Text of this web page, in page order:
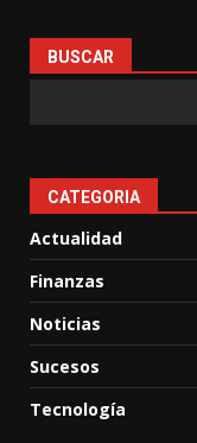
BUSCAR
CATEGORIA
Actualidad
Finanzas
Noticias
Sucesos
Tecnología